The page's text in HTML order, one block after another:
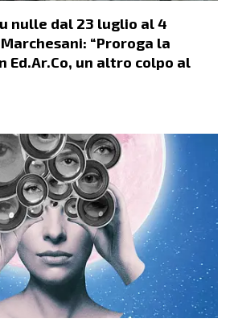
nulle dal 23 luglio al 4
“Proroga la
Ed.Ar.Co, un altro colpo al